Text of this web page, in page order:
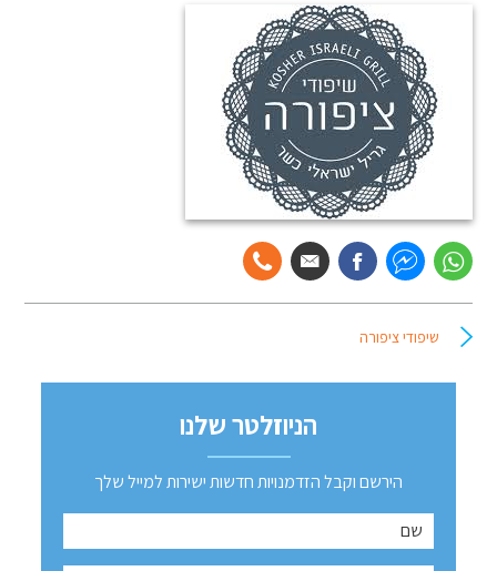
שיפודי ציפורה
הניוזלטר שלנו
הירשם וקבל הזדמנויות חדשות ישירות למייל שלך